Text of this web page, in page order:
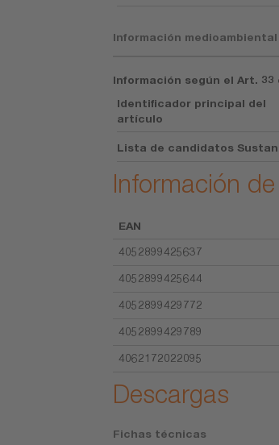
Información
Información según el Art. 33
Identificador principal del
artículo
Lista de candidatos
Información
EAN
4052899425637
4052899425644
4052899429772
4052899429789
4062172022095
Descargas
Fichas técnicas